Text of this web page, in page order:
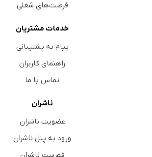
فرصت‌های شغلی
خدمات مشتریان
پیام به پشتیبانی
راهنمای کاربران
تماس با ما
ناشران
عضویت ناشران
ورود به پنل ناشران